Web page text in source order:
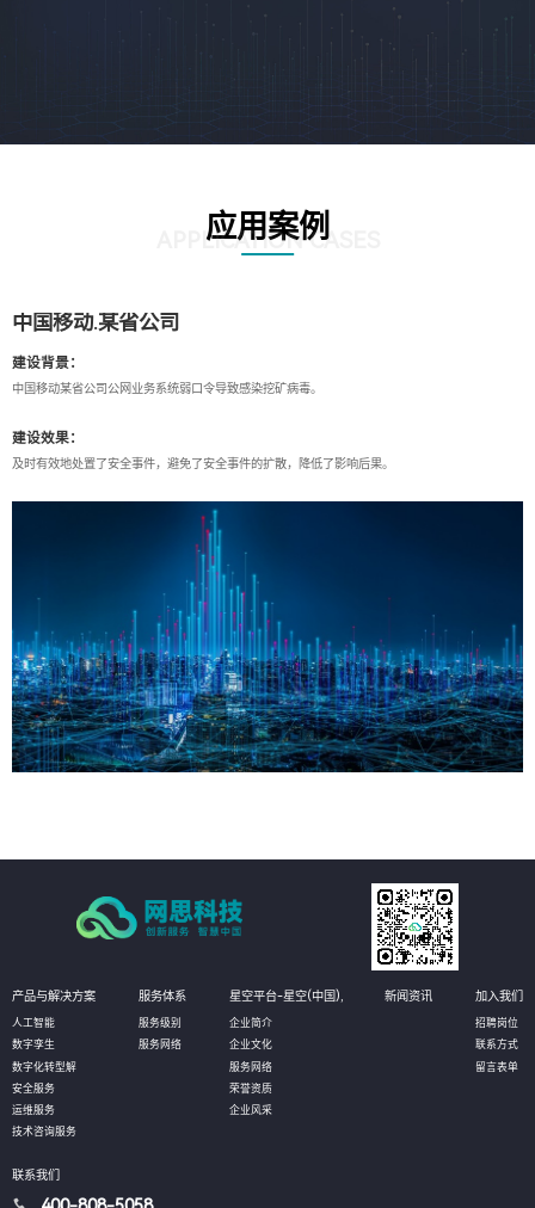
应用案例
APPLICATION CASES
中国移动.某省公司
建设背景：
中国移动某省公司公网业务系统弱口令导致感染挖矿病毒。
建设效果：
及时有效地处置了安全事件，避免了安全事件的扩散，降低了影响后果。
产品与解决方案
人工智能
数字孪生
数字化转型解
安全服务
运维服务
技术咨询服务
服务体系
服务级别
服务网络
星空平台-星空(中国),
企业简介
企业文化
服务网络
荣誉资质
企业风采
新闻资讯 加入我们
招聘岗位
联系方式
留言表单
联系我们